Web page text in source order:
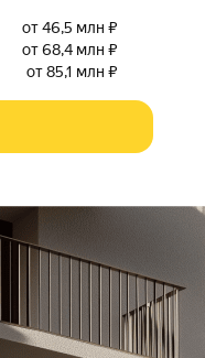
от 46,5 млн ₽
от 68,4 млн ₽
от 85,1 млн ₽